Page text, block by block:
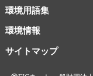
環境用語集
環境情報
サイトマップ